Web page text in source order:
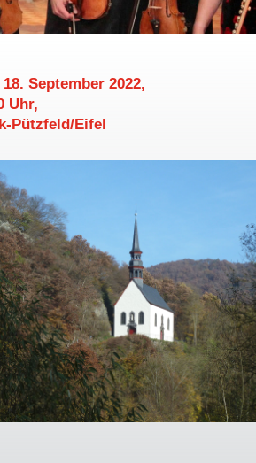
September 2022,
Uhr,
Pützfeld/Eifel